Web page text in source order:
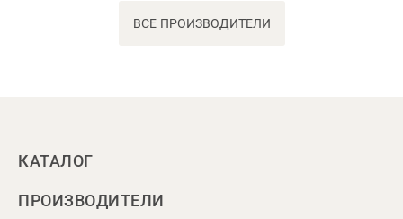
ВСЕ ПРОИЗВОДИТЕЛИ
КАТАЛОГ
ПРОИЗВОДИТЕЛИ